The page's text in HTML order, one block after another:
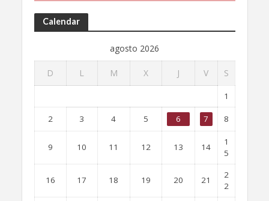
Calendar
agosto 2026
D L M X J V S
1
2 3 4 5 6 7 8
9 10 11 12 13 14
1
5
16 17 18 19 20 21
2
2